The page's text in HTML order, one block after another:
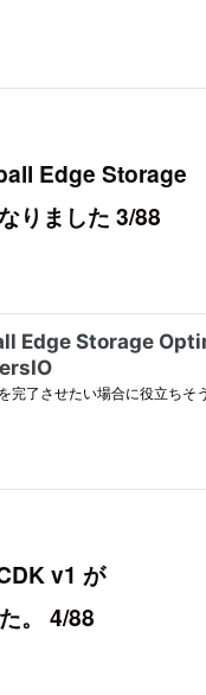
Edge Storage
りました 3/88
v1 が
。 4/88